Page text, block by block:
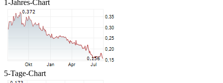
1-Jahres-Chart
5-Tage-Chart